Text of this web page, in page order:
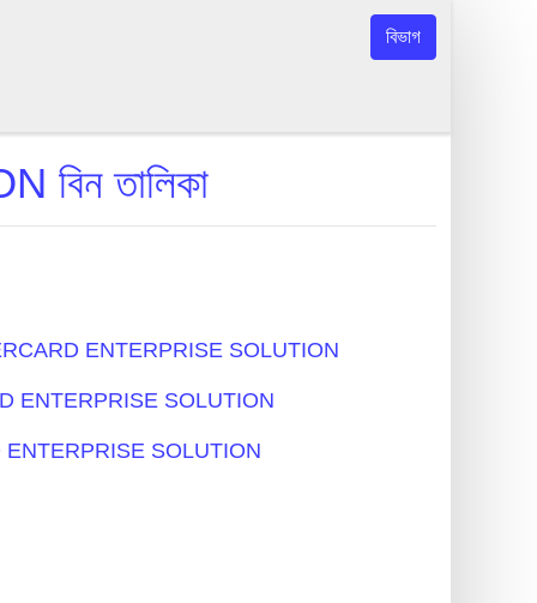
বিভাগ
তালিকা
ENTERPRISE SOLUTION
ENTERPRISE SOLUTION
ENTERPRISE SOLUTION